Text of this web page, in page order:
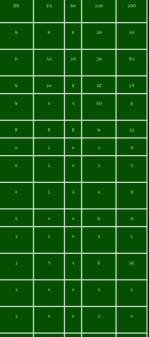
৪৪ ৫২ ৬০ ১২৮ ১৩৩
৬ ৮ ৮ ১৬ ২০
৮ ২০ ১৩ ১৯ ৪২
৯ ১০ ৫ ১৫ ১৭
৯ ০ ২ ২৩ ৫
৪ ৪ ৪ ৯ ১১
০ ১ ০ ১ ৩
০ ১ ০ ১ ২
০ ১ ২ ২ ৩
২ ০ ০ ৫ ৩
১ ১ ০ ২ ১
১ ৭ ২ ৫ ১৫
১ ০ ০ ২ ১
১ ০ ০ ২ ০